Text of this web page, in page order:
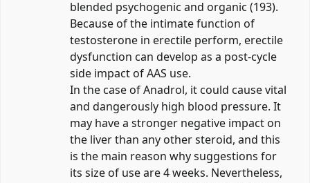
blended psychogenic and organic (193).
Because of the intimate function of
testosterone in erectile perform, erectile
dysfunction can develop as a post-cycle
side impact of AAS use.
In the case of Anadrol, it could cause vital
and dangerously high blood pressure. It
may have a stronger negative impact on
the liver than any other steroid, and this
is the main reason why suggestions for
its size of use are 4 weeks. Nevertheless,